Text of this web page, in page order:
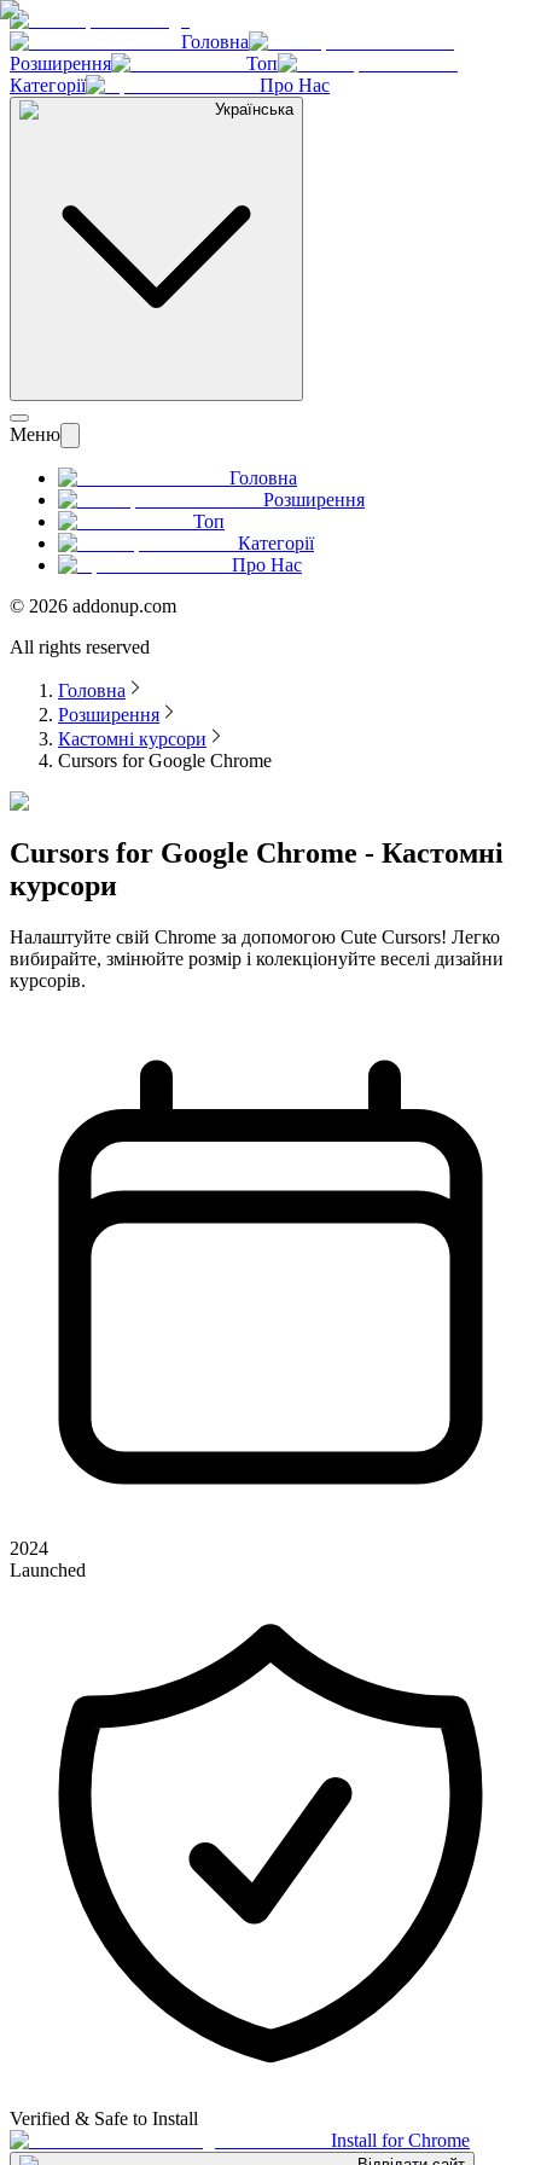
Головна
Розширення
Топ
Категорії
Про Нас
Українська
Меню
Головна
Розширення
Топ
Категорії
Про Нас
© 2026 addonup.com
All rights reserved
Головна
Розширення
Кастомні курсори
Cursors for Google Chrome
Cursors for Google Chrome - Кастомні
курсори
Налаштуйте свій Chrome за допомогою Cute Cursors! Легко
вибирайте, змінюйте розмір і колекціонуйте веселі дизайни
курсорів.
2024
Launched
Verified & Safe to Install
Install for Chrome